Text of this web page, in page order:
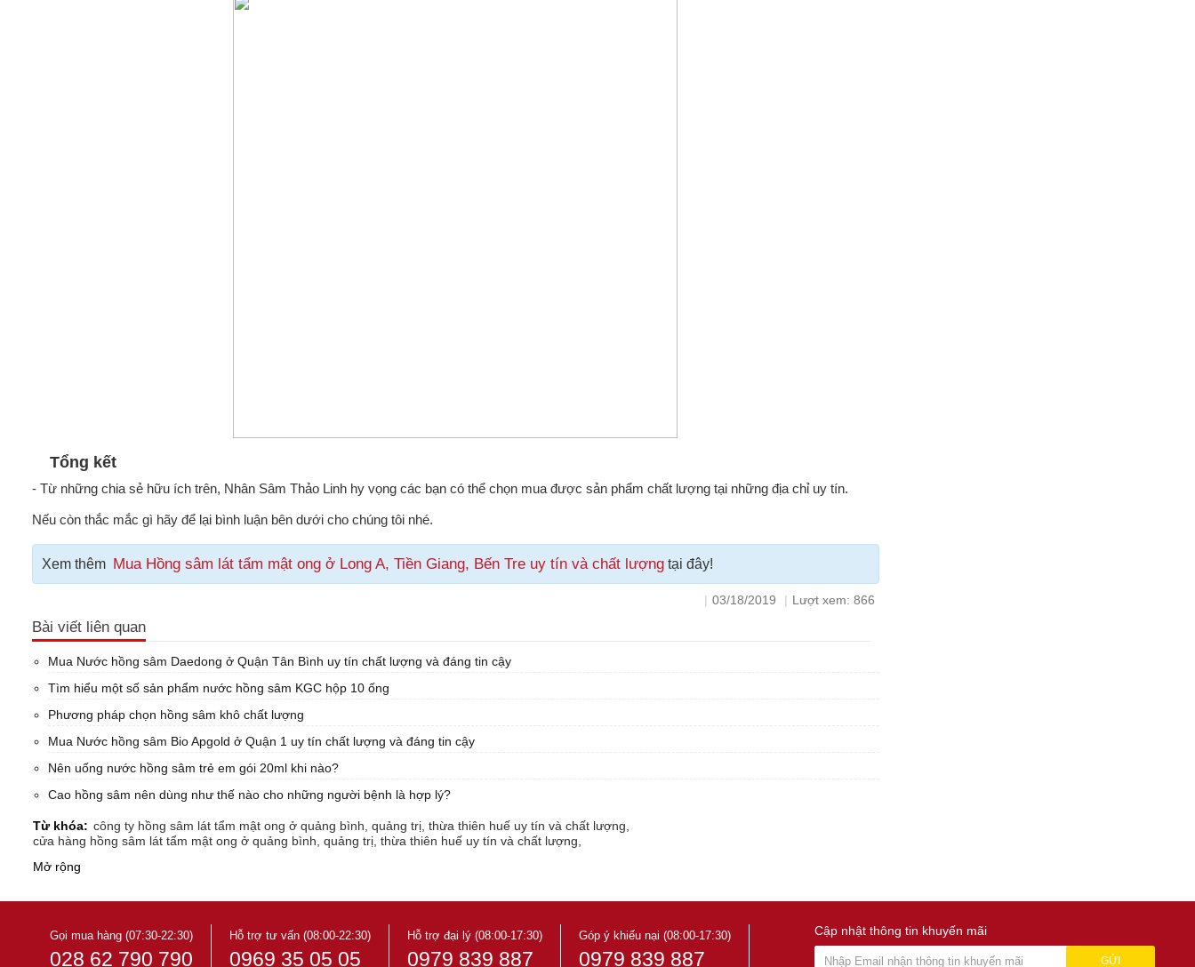
Tổng kết
- Từ những chia sẻ hữu ích trên, Nhân Sâm Thảo Linh hy vọng các bạn có thể chọn mua được sản phẩm chất lượng tại những địa chỉ uy tín.
Nếu còn thắc mắc gì hãy để lại bình luận bên dưới cho chúng tôi nhé.
Xem thêm Mua Hồng sâm lát tẩm mật ong ở Long A, Tiền Giang, Bến Tre uy tín và chất lượngtại đây!
| 03/18/2019 | Lượt xem: 866
Bài viết liên quan
Mua Nước hồng sâm Daedong ở Quận Tân Bình uy tín chất lượng và đáng tin cậy
Tìm hiểu một số sản phẩm nước hồng sâm KGC hộp 10 ống
Phương pháp chọn hồng sâm khô chất lượng
Mua Nước hồng sâm Bio Apgold ở Quận 1 uy tín chất lượng và đáng tin cậy
Nên uống nước hồng sâm trẻ em gói 20ml khi nào?
Cao hồng sâm nên dùng như thế nào cho những người bệnh là hợp lý?
Từ khóa: công ty hồng sâm lát tẩm mật ong ở quảng bình, quảng trị, thừa thiên huế uy tín và chất lượng,
cửa hàng hồng sâm lát tẩm mật ong ở quảng bình, quảng trị, thừa thiên huế uy tín và chất lượng,
nhà phân phối hồng sâm lát tẩm mật ong ở quảng bình, quảng trị, thừa thiên huế uy tín và chất lượng,
Đại lý hồng sâm lát tẩm mật ong ở quảng bình, quảng trị, thừa thiên huế uy tín và chất lượng,
Địa điểm mua hồng sâm lát tẩm mật ong ở quảng bình, quảng trị, thừa thiên huế uy tín và chất lượng
Mở rộng
Gọi mua hàng (07:30-22:30)
028 62 790 790
Hỗ trợ tư vấn (08:00-22:30)
0969 35 05 05
Hỗ trợ đại lý (08:00-17:30)
0979 839 887
Góp ý khiếu nại (08:00-17:30)
0979 839 887
Cập nhật thông tin khuyến mãi
GỬI